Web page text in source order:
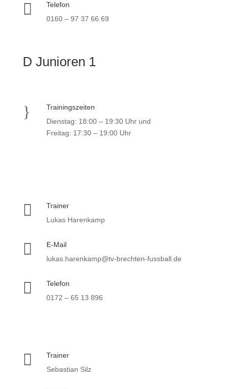

Telefon
0160 – 97 37 66 69
D Junioren 1
}
Trainingszeiten
Dienstag: 18:00 – 19:30 Uhr und
Freitag: 17:30 – 19:00 Uhr

Trainer
Lukas Harenkamp

E-Mail
lukas.harenkamp@tv-brechten-fussball.de

Telefon
0172 – 65 13 896

Trainer
Sebastian Silz